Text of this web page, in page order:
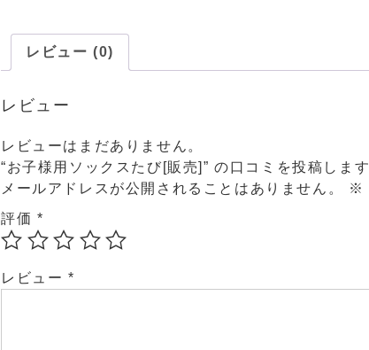
レビュー (0)
レビュー
レビューはまだありません。
“お子様用ソックスたび[販売]” の口コミを投稿します
メールアドレスが公開されることはありません。
※
評価 *
レビュー *